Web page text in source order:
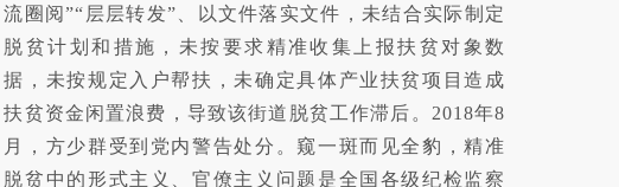
流圈阅”“层层转发”、以文件落实文件，未结合实际制定
脱贫计划和措施，未按要求精准收集上报扶贫对象数
据，未按规定入户帮扶，未确定具体产业扶贫项目造成
扶贫资金闲置浪费，导致该街道脱贫工作滞后。2018年8
月，方少群受到党内警告处分。窥一斑而见全豹，精准
脱贫中的形式主义、官僚主义问题是全国各级纪检监察